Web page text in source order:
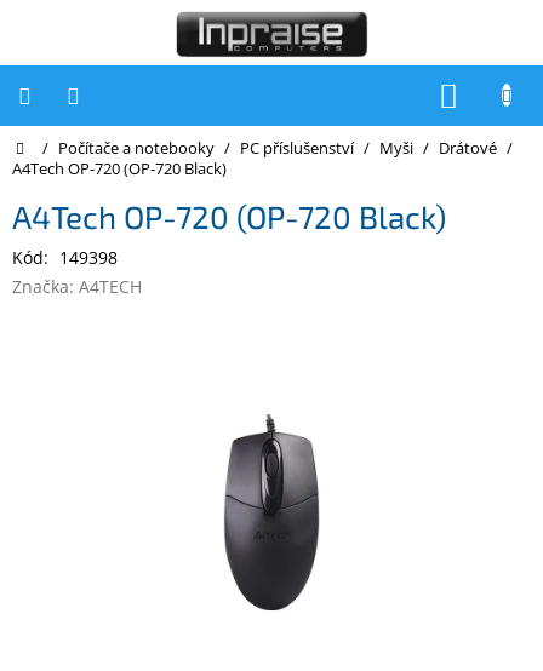
Počítače
Inpraise
Notebooky
Domů
/ Počítače a notebooky / PC příslušenství / Myši / Drátové /
A4Tech OP-720 (OP-720 Black)
A4Tech OP-720 (OP-720 Black)
Kód: 149398
Značka: A4TECH